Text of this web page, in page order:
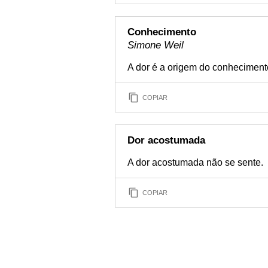
Conhecimento
Simone Weil
A dor é a origem do
COPIAR
Dor acostumada
A dor acostumada não se sente.
COPIAR